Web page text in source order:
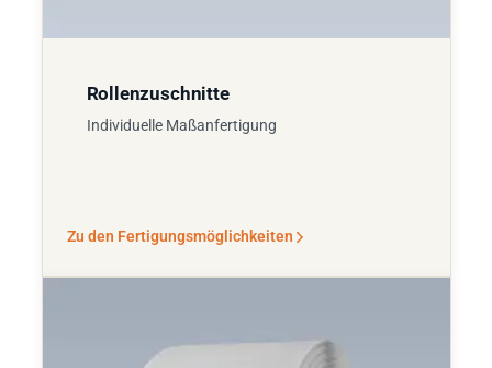
Rollenzuschnitte
Individuelle Maßanfertigung
Zu den Fertigungsmöglichkeiten